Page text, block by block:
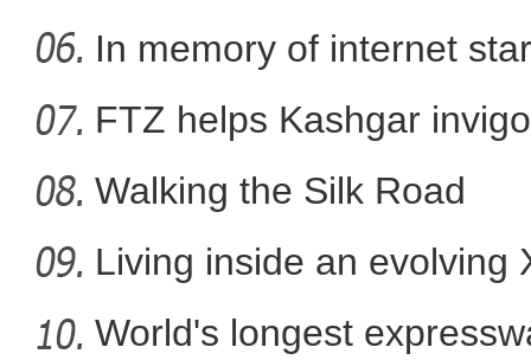
In memory of internet
FTZ helps Kashgar
comm
Walking the Silk Road
Living inside an evolving
World's longest